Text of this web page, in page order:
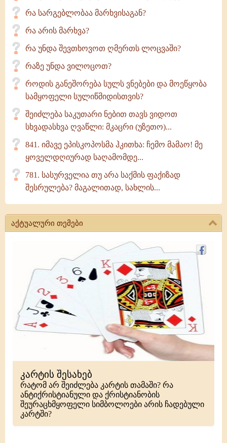
რა სარგებლობაა მარხვისაგან?
რა არის მარხვა?
რა უნდა შევთხოვოთ ღმერთს ლოცვაში?
რაზე უნდა ვილოცოთ?
როდის განეშორება სულს ვნებები და მოეწყობა
სამყოფელი სულიწმიდისთვის?
შეიძლება საკუთარი ნებით თავს ვიდოთ
სხვადასხვა ღვაწლი: მკაცრი (უზეთო)...
841. იმავე ეპისკოპოსმა ჰკითხა: ჩემო მამაო! მე
ყოველდღიურად საღამომდე...
781. სასურველია თუ არა საქმის ფაქიზად
შესრულება? მაგალითად, სახლის...
აქტუალური თემები
კარტის შესახებ
რატომ არ შეიძლება კარტის თამაში? რა
ანტიქრისტიანული და ქრისტიანობის
შეურაცხმყოფელი სიმბოლოები არის ჩადებული
კარტში?